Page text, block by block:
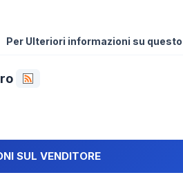
Per Ulteriori informazioni su
SUL VENDITORE